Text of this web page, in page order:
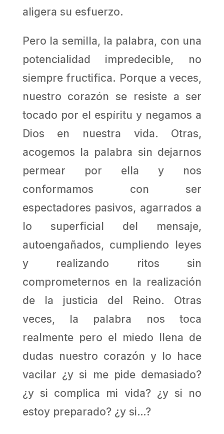
aligera su esfuerzo.
Pero la semilla, la palabra, con una
potencialidad impredecible, no
siempre fructifica. Porque a veces,
nuestro corazón se resiste a ser
tocado por el espíritu y negamos a
Dios en nuestra vida. Otras,
acogemos la palabra sin dejarnos
permear por ella y nos
conformamos con ser
espectadores pasivos, agarrados a
lo superficial del mensaje,
autoengañados, cumpliendo leyes
y realizando ritos sin
comprometernos en la realización
de la justicia del Reino. Otras
veces, la palabra nos toca
realmente pero el miedo llena de
dudas nuestro corazón y lo hace
vacilar ¿y si me pide demasiado?
¿y si complica mi vida? ¿y si no
estoy preparado? ¿y si…?